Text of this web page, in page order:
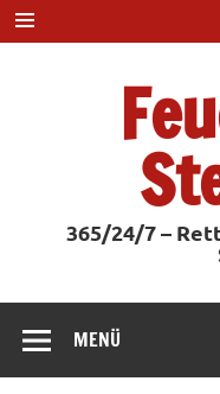
Zum
Inhalt
springen
365/24/7 –
MENÜ